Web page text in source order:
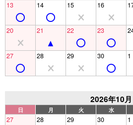
13 14 15 16
20 21 22 23
27 28 29 30 1
2026年10月
日 月 火 水
27 28 29 30 1